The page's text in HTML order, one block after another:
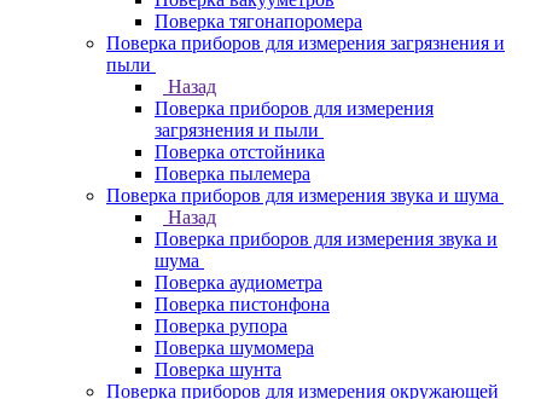
Поверка тягонапоромера
Поверка приборов для измерения загрязнения и
пыли
Назад
Поверка приборов для измерения
загрязнения и пыли
Поверка отстойника
Поверка пылемера
Поверка приборов для измерения звука и шума
Назад
Поверка приборов для измерения звука и
шума
Поверка аудиометра
Поверка пистонфона
Поверка рупора
Поверка шумомера
Поверка шунта
Поверка приборов для измерения окружающей